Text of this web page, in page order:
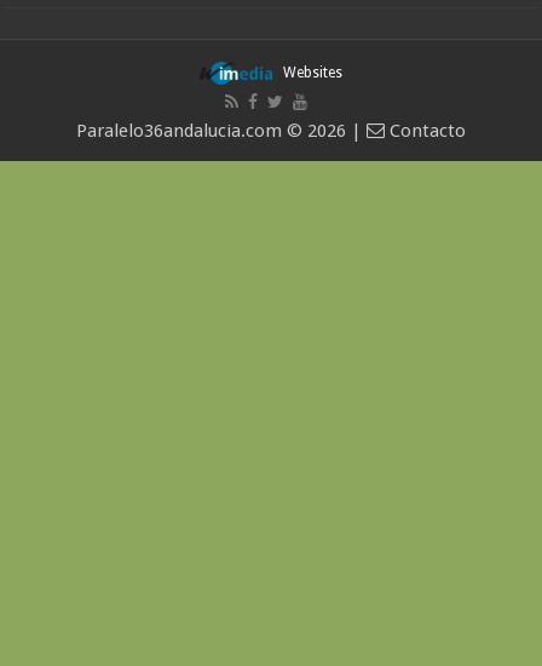
Websites
Paralelo36andalucia.com © 2026 | Contacto